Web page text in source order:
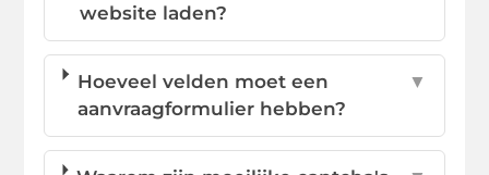
website laden?
Hoeveel velden moet een
aanvraagformulier hebben?
▼